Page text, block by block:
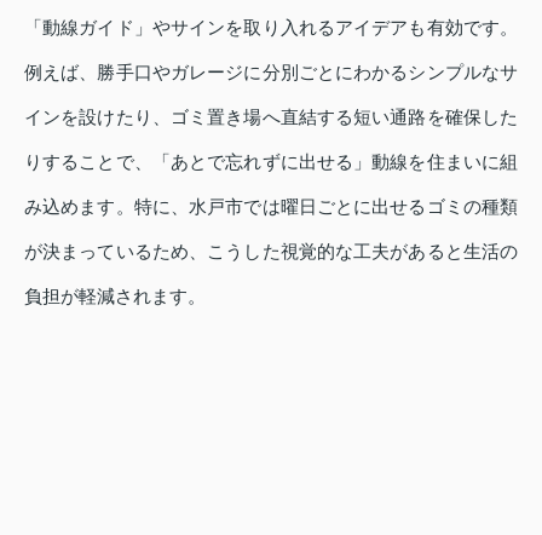
「動線ガイド」やサインを取り入れるアイデアも有効です。
例えば、勝手口やガレージに分別ごとにわかるシンプルなサ
インを設けたり、ゴミ置き場へ直結する短い通路を確保した
りすることで、「あとで忘れずに出せる」動線を住まいに組
み込めます。特に、水戸市では曜日ごとに出せるゴミの種類
が決まっているため、こうした視覚的な工夫があると生活の
負担が軽減されます。